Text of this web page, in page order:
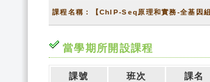
課程名稱：【ChIP-Seq原理和實務-全基因組
當學期所開設課程
課號 班次 課名